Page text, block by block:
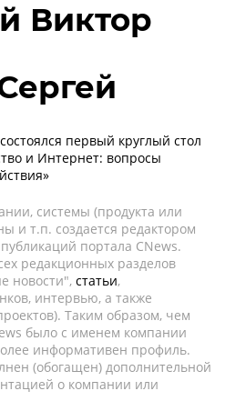
Виктор
первый круглый стол
и Интернет: вопросы
системы (продукта или
и т.п. создается редактором
портала CNews.
редакционных разделов
новости", статьи,
интервью, а также
Таким образом, чем
было с именем компании
информативен профиль.
(обогащен) дополнительной
о компании или